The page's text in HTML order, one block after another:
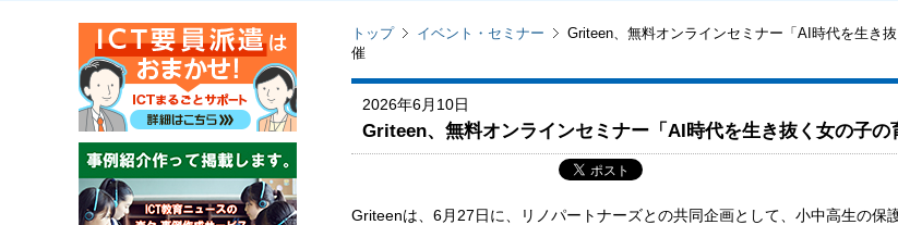
トップ イベント・セミナー
Griteen、無料オンラインセミナー「AI時代を生き
催
2026年6月10日
Griteen、無料オンラインセミナー「AI時代を生き抜く女の子の
Griteenは、6月27日に、リノパートナーズとの共同企画として、小中高生の保